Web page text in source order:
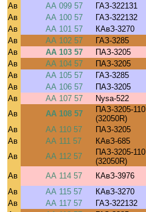
Ав
АА 099 57 ГАЗ-322131
Ав
АА 100 57 ГАЗ-322132
Ав
АА 101 57 КАвЗ-3270
Ав
АА 102 57 ГАЗ-3285
Ав
АА 103 57 ПАЗ-3205
Ав
АА 104 57 ПАЗ-3205
Ав
АА 105 57 ГАЗ-3285
Ав
АА 106 57 ПАЗ-3205
Ав
АА 107 57 Nysa-522
Ав
АА 108 57
ПАЗ-3205-110
(32050R)
Ав
АА 110 57 ПАЗ-3205
Ав
АА 111 57 КАвЗ-685
Ав
АА 112 57
ПАЗ-3205-110
(32050R)
Ав АА 114 57 КАвЗ-3976
Ав
АА 115 57 КАвЗ-3270
Ав
АА 117 57 ГАЗ-322132